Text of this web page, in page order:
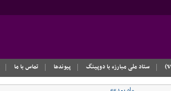
ستاد ملی مبارزه با دوپینگ پیوندها تماس با ما